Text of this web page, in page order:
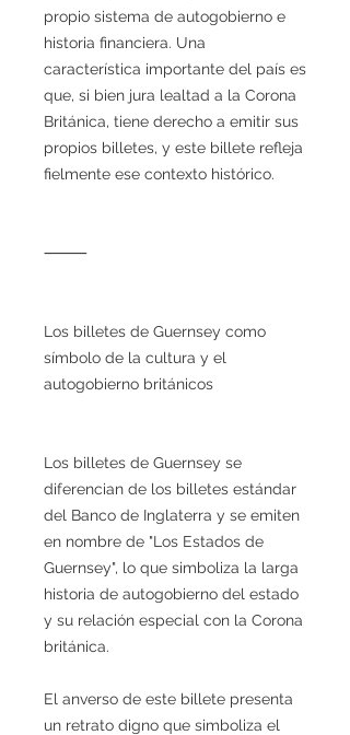
propio sistema de autogobierno e
historia financiera. Una
característica importante del país es
que, si bien jura lealtad a la Corona
Británica, tiene derecho a emitir sus
propios billetes, y este billete refleja
fielmente ese contexto histórico.
⸻
Los billetes de Guernsey como
símbolo de la cultura y el
autogobierno británicos
Los billetes de Guernsey se
diferencian de los billetes estándar
del Banco de Inglaterra y se emiten
en nombre de "Los Estados de
Guernsey", lo que simboliza la larga
historia de autogobierno del estado
y su relación especial con la Corona
británica.
El anverso de este billete presenta
un retrato digno que simboliza el